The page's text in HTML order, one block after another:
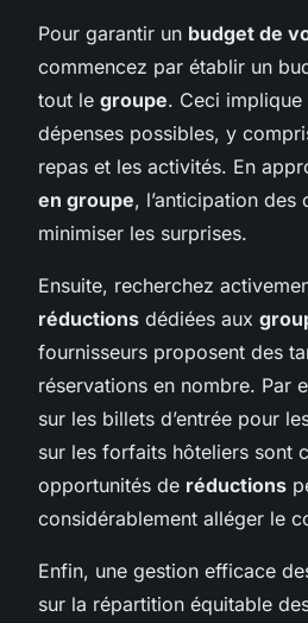
Pour garantir un budget de
commencez par établir un
tout le groupe. Ceci
dépenses possibles, y
repas et les activités. En
en groupe, l’anticipation des
minimiser les surprises.
Ensuite, recherchez
réductions dédiées aux
fournisseurs proposent des
réservations en nombre. Par
sur les billets d’entrée pour
sur les forfaits hôteliers sont
opportunités de réductions
considérablement alléger le
Enfin, une gestion efficace
sur la répartition équitable